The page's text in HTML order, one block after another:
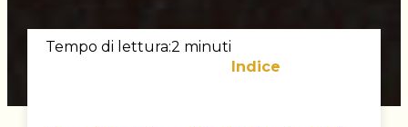
Tempo di lettura:2 minuti
Indice